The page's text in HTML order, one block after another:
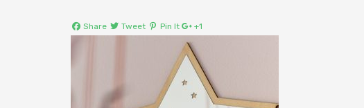
Share Tweet Pin It +1